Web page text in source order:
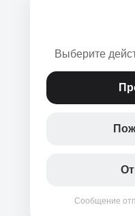
Выберите
Сообщение